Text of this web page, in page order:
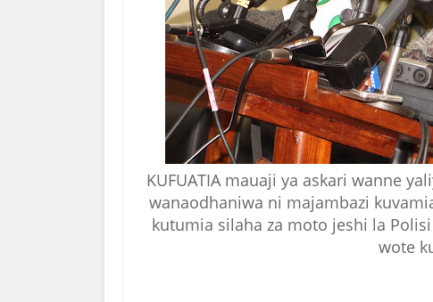
KUFUATIA mauaji ya askari wanne
wanaodhaniwa ni majambazi
kutumia silaha za moto jeshi la
wote